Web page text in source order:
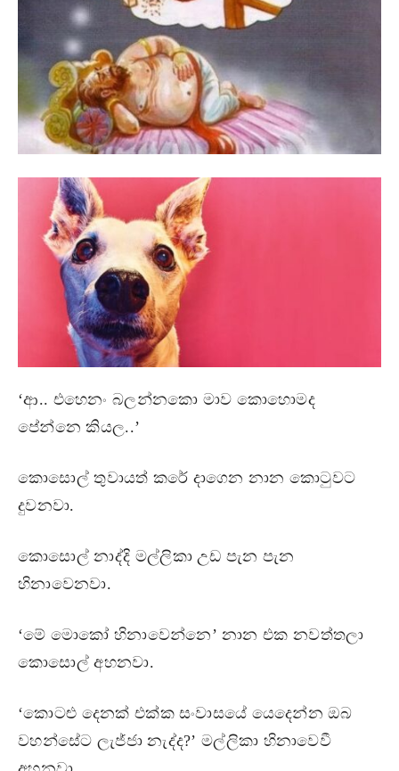
‘ආ.. එහෙනං බලන්නකො මාව කොහොමද
පේන්නෙ කියල..’
කොසොල් තුවායත් කරේ දාගෙන නාන කොටුවට
දුවනවා.
කොසොල් නාද්දි මල්ලිකා උඩ පැන පැන
හින‍ාවෙනවා.
‘මේ මොකෝ හිනාවෙන්නෙ’ නාන එක නවත්තලා
කොසොල් අහනවා.
‘කොටළු දෙනක් එක්ක සංවාසයේ යෙදෙන්න ඔබ
වහන්සේට ලැජ්ජා නැද්ද?’ මල්ලිකා හිනාවෙවී